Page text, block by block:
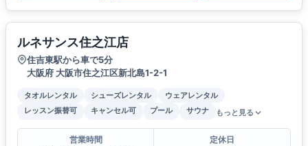
ルネサンス住之江店
住吉東駅から車で5分
大阪府 大阪市住之江区新北島1-2-1
タオルレンタル シューズレンタル
ウェアレンタル
レッスン振替可
キャンセル可 プール サウナ もっと見る
営業時間
定休日